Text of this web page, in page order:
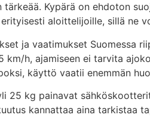
Kypärä on ehdoton
aloittelijoille, sillä ne
ja vaatimukset Suomessa
km/h, ajamiseen ei tarvita
käyttö vaatii enemmän
25 kg painavat
kannattaa aina tarkistaa